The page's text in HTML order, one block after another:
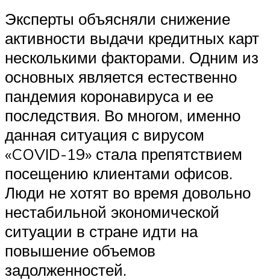
Эксперты объясняли снижение
активности выдачи кредитных карт
несколькими факторами. Одним из
основных является естественно
пандемия коронавируса и ее
последствия. Во многом, именно
данная ситуация с вирусом
«COVID-19» стала препятствием
посещению клиентами офисов.
Люди не хотят во время довольно
нестабильной экономической
ситуации в стране идти на
повышение объемов
задолженностей.